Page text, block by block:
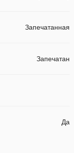
Запечатанная
Запечатан
Да